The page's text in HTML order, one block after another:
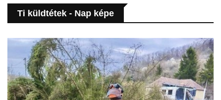
Ti küldtétek - Nap képe